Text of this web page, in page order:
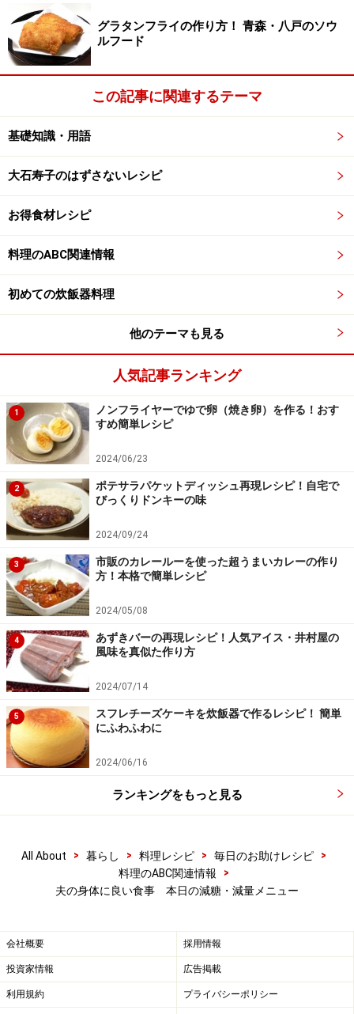
グラタンフライの作り方！ 青森・八戸のソウ
ルフード
この記事に関連するテーマ
基礎知識・用語
大石寿子のはずさないレシピ
お得食材レシピ
料理のABC関連情報
初めての炊飯器料理
他のテーマも見る
人気記事ランキング
1
ノンフライヤーでゆで卵（焼き卵）を作る！おす
すめ簡単レシピ
2024/06/23
2
ポテサラパケットディッシュ再現レシピ！自宅で
びっくりドンキーの味
2024/09/24
3
市販のカレールーを使った超うまいカレーの作り
方！本格で簡単レシピ
2024/05/08
4
あずきバーの再現レシピ！人気アイス・井村屋の
風味を真似た作り方
2024/07/14
5
スフレチーズケーキを炊飯器で作るレシピ！ 簡単
にふわふわに
2024/06/16
ランキングをもっと見る
All About > 暮らし > 料理レシピ > 毎日のお助けレシピ
>
料理のABC関連情報
>
夫の身体に良い食事 本日の減糖・減量メニュー
会社概要 採用情報
投資家情報 広告掲載
利用規約 プライバシーポリシー